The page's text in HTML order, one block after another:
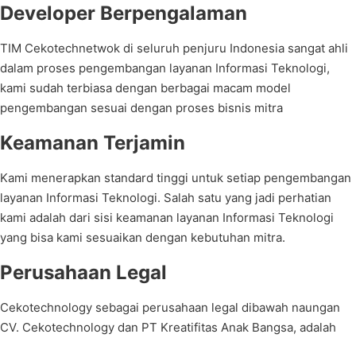
Developer Berpengalaman
TIM Cekotechnetwok di seluruh penjuru Indonesia sangat ahli
dalam proses pengembangan layanan Informasi Teknologi,
kami sudah terbiasa dengan berbagai macam model
pengembangan sesuai dengan proses bisnis mitra
Keamanan Terjamin
Kami menerapkan standard tinggi untuk setiap pengembangan
layanan Informasi Teknologi. Salah satu yang jadi perhatian
kami adalah dari sisi keamanan layanan Informasi Teknologi
yang bisa kami sesuaikan dengan kebutuhan mitra.
Perusahaan Legal
Cekotechnology sebagai perusahaan legal dibawah naungan
CV. Cekotechnology dan PT Kreatifitas Anak Bangsa, adalah